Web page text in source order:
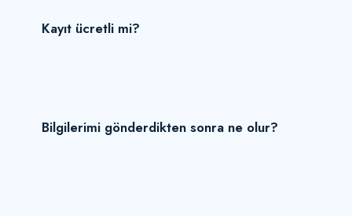
Kayıt ücretli mi?
Bilgilerimi gönderdikten sonra ne olur?